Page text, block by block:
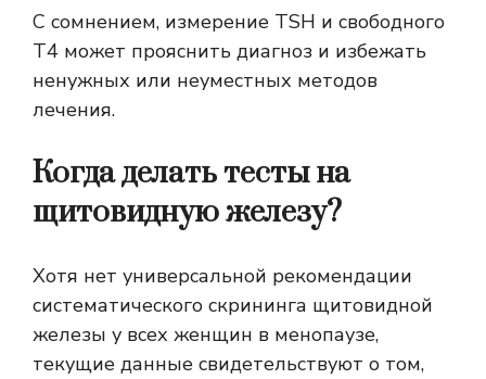
С сомнением, измерение TSH и свободного
T4 может прояснить диагноз и избежать
ненужных или неуместных методов
лечения.
Когда делать тесты на
щитовидную железу?
Хотя нет универсальной рекомендации
систематического скрининга щитовидной
железы у всех женщин в менопаузе,
текущие данные свидетельствуют о том,